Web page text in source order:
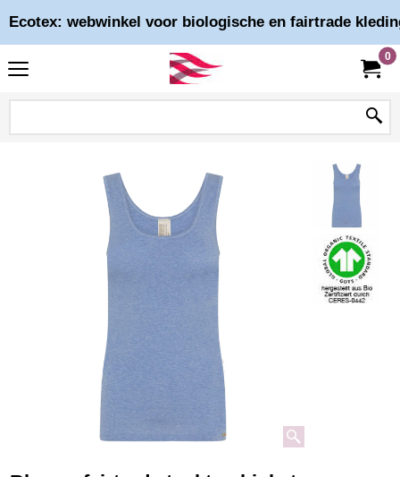
Ecotex: webwinkel voor biologische en fairtrade
0